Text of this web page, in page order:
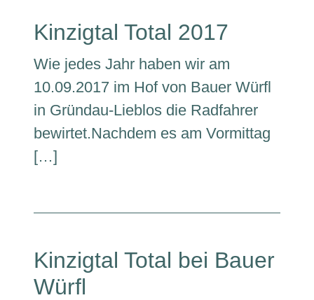
Kinzigtal Total 2017
Wie jedes Jahr haben wir am
10.09.2017 im Hof von Bauer Würfl
in Gründau-Lieblos die Radfahrer
bewirtet.Nachdem es am Vormittag
[…]
Kinzigtal Total bei Bauer
Würfl